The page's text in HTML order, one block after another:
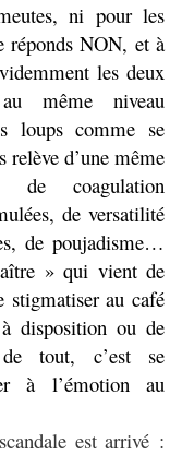
ni pour les
réponds NON, et à
les deux
même niveau
loups comme se
relève d’une même
de coagulation
de versatilité
de poujadisme…
» qui vient de
stigmatiser au café
disposition ou de
tout, c’est se
à l’émotion au
est arrivé :